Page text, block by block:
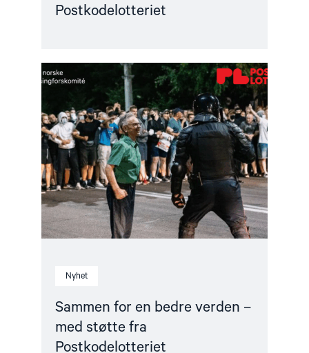
Postkodelotteriet
Nyhet
Sammen for en bedre verden –
med støtte fra
Postkodelotteriet
Read
article
"Sammen
for
en
bedre
verden
–
med
støtte
fra
Postkodelotteriet"